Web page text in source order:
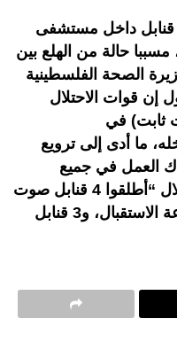
قنابل داخل مستشفى
حالة من الهلع بين
الصحة الفلسطينية
إن قوات الاحتلال
ثابت) في
ما أدى إلى ترويع
العمل في جميع
الأقسام”.وأضافت إن جنود الاحتلال “أطلقوا 4 قنابل صوت
داخل المستشفى، إحداها في قاعة الاستقبال، و3 قنابل